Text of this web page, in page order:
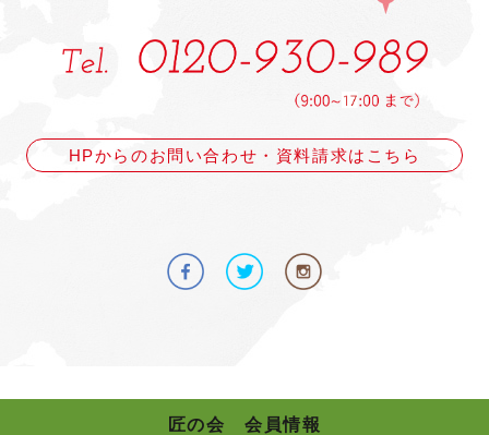
HPからのお問い合わせ・資料請求はこちら
匠の会 会員情報